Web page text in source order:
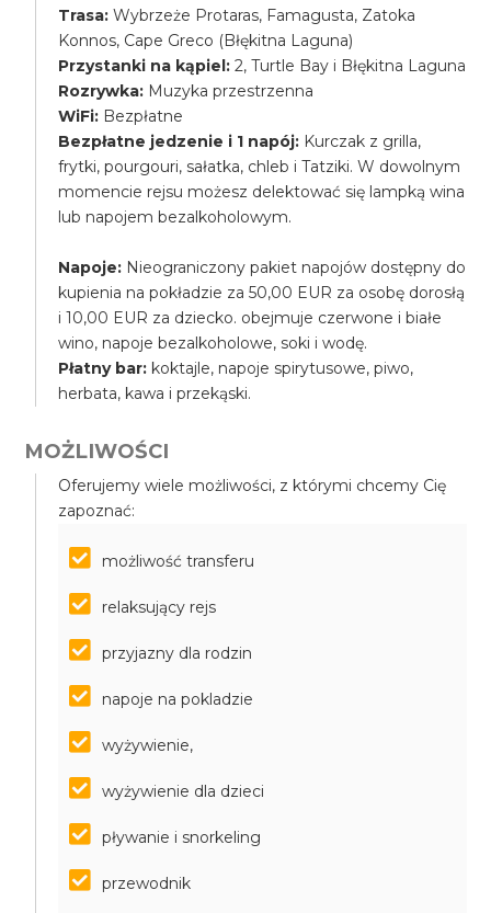
Trasa: Wybrzeże Protaras, Famagusta, Zatoka
Konnos, Cape Greco (Błękitna Laguna)
Przystanki na kąpiel: 2, Turtle Bay i Błękitna Laguna
Rozrywka: Muzyka przestrzenna
WiFi: Bezpłatne
Bezpłatne jedzenie i 1 napój: Kurczak z grilla,
frytki, pourgouri, sałatka, chleb i Tatziki. W dowolnym
momencie rejsu możesz delektować się lampką wina
lub napojem bezalkoholowym.
Napoje: Nieograniczony pakiet napojów dostępny do
kupienia na pokładzie za 50,00 EUR za osobę dorosłą
i 10,00 EUR za dziecko. obejmuje czerwone i białe
wino, napoje bezalkoholowe, soki i wodę.
Płatny bar: koktajle, napoje spirytusowe, piwo,
herbata, kawa i przekąski.
MOŻLIWOŚCI
Oferujemy wiele możliwości, z którymi chcemy Cię
zapoznać:
możliwość transferu
relaksujący rejs
przyjazny dla rodzin
napoje na pokladzie
wyżywienie,
wyżywienie dla dzieci
pływanie i snorkeling
przewodnik